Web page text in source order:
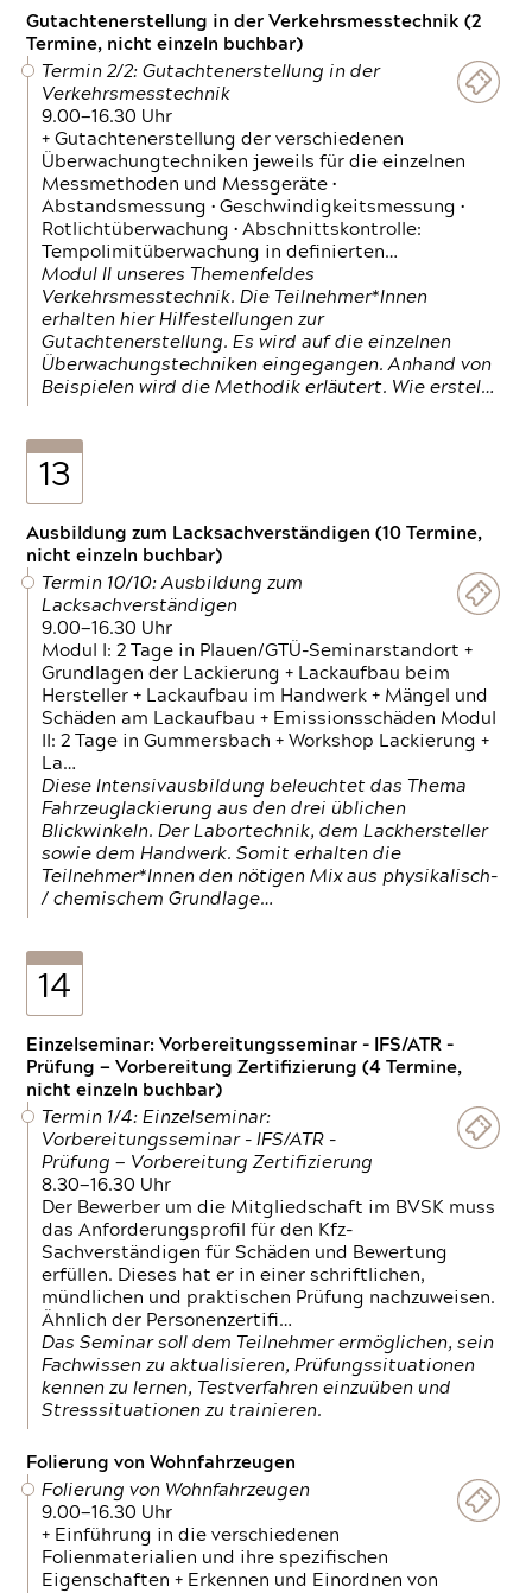
Gutachtenerstellung in der Verkehrsmesstechnik (2
Termine, nicht einzeln buchbar)
Termin 2/2: Gutachtenerstellung in der
Verkehrsmesstechnik
9.00—16.30 Uhr
+ Gutachtenerstellung der verschiedenen
Überwachungtechniken jeweils für die einzelnen
Messmethoden und Messgeräte •
Abstandsmessung • Geschwindigkeitsmessung •
Rotlichtüberwachung • Abschnittskontrolle:
Tempolimitüberwachung in definierten…
Modul II unseres Themenfeldes
Verkehrsmesstechnik. Die Teilnehmer*Innen
erhalten hier Hilfestellungen zur
Gutachtenerstellung. Es wird auf die einzelnen
Überwachungstechniken eingegangen. Anhand von
Beispielen wird die Methodik erläutert. Wie erstel…
13
Ausbildung zum Lacksachverständigen (10 Termine,
nicht einzeln buchbar)
Termin 10/10: Ausbildung zum
Lacksachverständigen
9.00—16.30 Uhr
Modul I: 2 Tage in Plauen/GTÜ-Seminarstandort +
Grundlagen der Lackierung + Lackaufbau beim
Hersteller + Lackaufbau im Handwerk + Mängel und
Schäden am Lackaufbau + Emissionsschäden Modul
II: 2 Tage in Gummersbach + Workshop Lackierung +
La…
Diese Intensivausbildung beleuchtet das Thema
Fahrzeuglackierung aus den drei üblichen
Blickwinkeln. Der Labortechnik, dem Lackhersteller
sowie dem Handwerk. Somit erhalten die
Teilnehmer*Innen den nötigen Mix aus physikalisch-
/ chemischem Grundlage…
14
Einzelseminar: Vorbereitungsseminar - IFS/ATR -
Prüfung — Vorbereitung Zertifizierung (4 Termine,
nicht einzeln buchbar)
Termin 1/4: Einzelseminar:
Vorbereitungsseminar - IFS/ATR -
Prüfung — Vorbereitung Zertifizierung
8.30—16.30 Uhr
Der Bewerber um die Mitgliedschaft im BVSK muss
das Anforderungsprofil für den Kfz-
Sachverständigen für Schäden und Bewertung
erfüllen. Dieses hat er in einer schriftlichen,
mündlichen und praktischen Prüfung nachzuweisen.
Ähnlich der Personenzertifi…
Das Seminar soll dem Teilnehmer ermöglichen, sein
Fachwissen zu aktualisieren, Prüfungssituationen
kennen zu lernen, Testverfahren einzuüben und
Stresssituationen zu trainieren.
Folierung von Wohnfahrzeugen
Folierung von Wohnfahrzeugen
9.00—16.30 Uhr
+ Einführung in die verschiedenen
Folienmaterialien und ihre spezifischen
Eigenschaften + Erkennen und Einordnen von